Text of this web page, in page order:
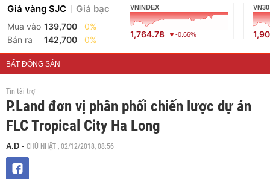
Giá vàng SJC Giá bạc
Mua vào 139,700
0%
Bán ra
142,700 0%
VNINDEX
1,764.78 -0.66%
VN30
BẤT ĐỘNG SẢN
Tin tài trợ
P.Land đơn vị phân phối chiến lược dự án
FLC Tropical City Ha Long
A.D - CHỦ NHẬT , 02/12/2018, 08:56